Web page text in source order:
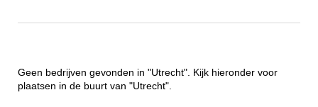
Geen bedrijven gevonden in "Utrecht". Kijk hieronder voor
plaatsen in de buurt van "Utrecht".